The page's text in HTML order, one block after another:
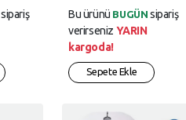
sipariş
Bu ürünü BUGÜN sipariş
verirseniz YARIN
kargoda!
Sepete Ekle